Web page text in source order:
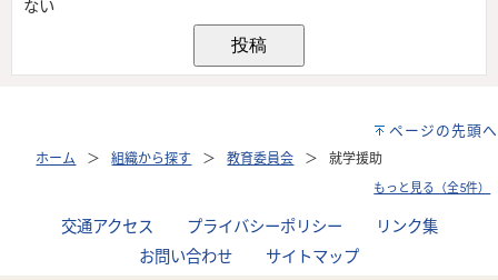
ページの先頭へ
ホーム 組織から探す 教育委員会 就学援助
もっと見る（全5件）
交通アクセス プライバシーポリシー
リンク集
お問い合わせ
サイトマップ